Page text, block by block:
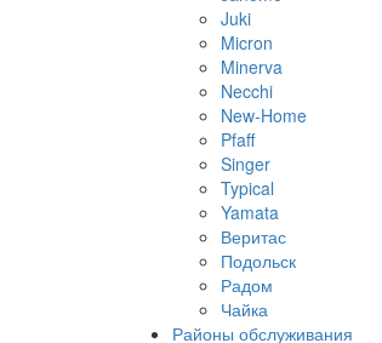
Juki
Micron
Minerva
Necchi
New-Home
Pfaff
Singer
Typical
Yamata
Веритас
Подольск
Радом
Чайка
Районы обслуживания